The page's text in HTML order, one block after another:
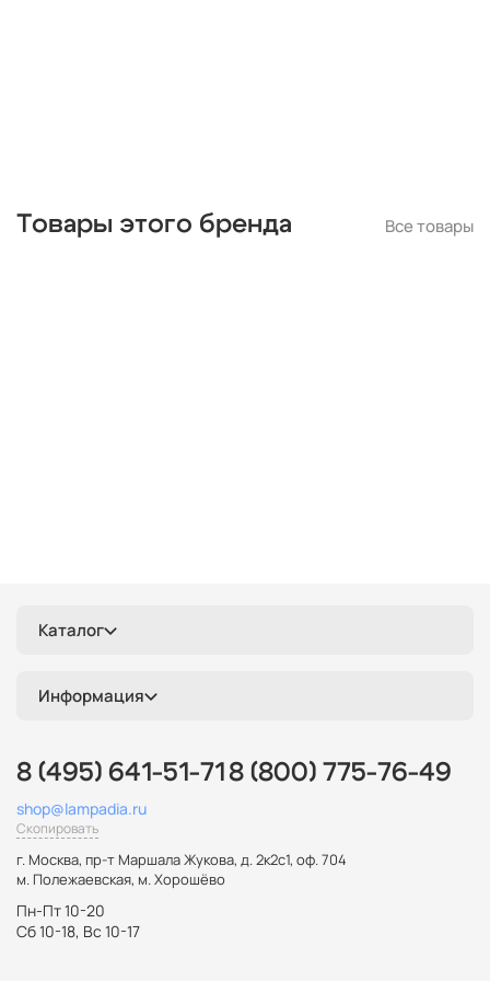
Товары этого бренда Все товары
Каталог
Информация
8 (495) 641-51-71 8 (800) 775-76-49
shop@lampadia.ru
Скопировать
г. Москва, пр-т Маршала Жукова, д. 2к2с1, оф. 704
м. Полежаевская, м. Хорошёво
Пн-Пт 10-20
Сб 10-18, Вс 10-17